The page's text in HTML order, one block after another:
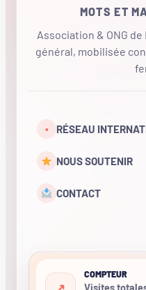
MOTS ET
Association & ONG
général, mobilisée
• RÉSEAU
NOUS SOUTENIR
CONTACT
COMPTEUR
Visites